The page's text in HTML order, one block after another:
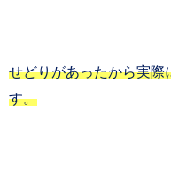
せどりがあったから実
す。